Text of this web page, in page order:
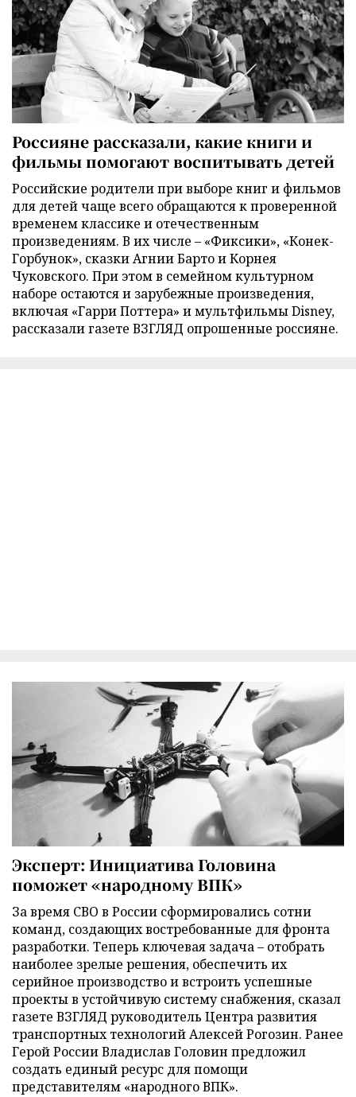
Россияне рассказали, какие книги и
фильмы помогают воспитывать детей
Российские родители при выборе книг и фильмов
для детей чаще всего обращаются к проверенной
временем классике и отечественным
произведениям. В их числе – «Фиксики», «Конек-
Горбунок», сказки Агнии Барто и Корнея
Чуковского. При этом в семейном культурном
наборе остаются и зарубежные произведения,
включая «Гарри Поттера» и мультфильмы Disney,
рассказали газете ВЗГЛЯД опрошенные россияне.
Эксперт: Инициатива Головина
поможет «народному ВПК»
За время СВО в России сформировались сотни
команд, создающих востребованные для фронта
разработки. Теперь ключевая задача – отобрать
наиболее зрелые решения, обеспечить их
серийное производство и встроить успешные
проекты в устойчивую систему снабжения, сказал
газете ВЗГЛЯД руководитель Центра развития
транспортных технологий Алексей Рогозин. Ранее
Герой России Владислав Головин предложил
создать единый ресурс для помощи
представителям «народного ВПК».